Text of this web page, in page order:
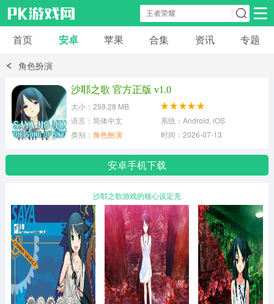
安卓应用 安卓游戏
模拟经营
首页 安卓 苹果 合集 资讯 专题
角色扮演
沙耶之歌 官方正版 v1.0
大小：259.28 MB
语言：简体中文
系统：Android, iOS
类别： 角色扮演 时间：2026-07-13
安卓手机下载
沙耶之歌游戏的核心设定充